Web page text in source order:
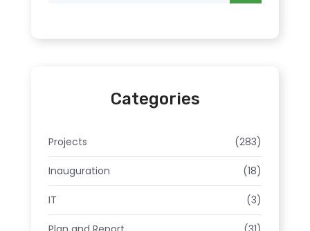
Categories
Projects (283)
Inauguration (18)
IT (3)